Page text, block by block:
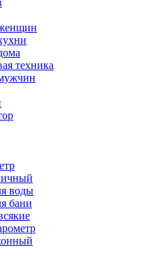
техника
воды
бани